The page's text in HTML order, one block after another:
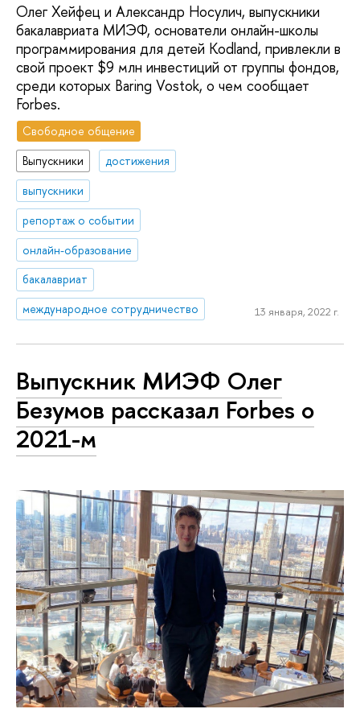
Олег Хейфец и Александр Носулич, выпускники
бакалавриата МИЭФ, основатели онлайн-школы
программирования для детей Kodland, привлекли в
свой проект $9 млн инвестиций от группы фондов,
среди которых Baring Vostok, о чем сообщает
Forbes.
Свободное общение
Выпускники
достижения
выпускники
репортаж о событии
онлайн-образование
бакалавриат
международное сотрудничество
13 января, 2022 г.
Выпускник МИЭФ Олег
Безумов рассказал Forbes о
2021-м